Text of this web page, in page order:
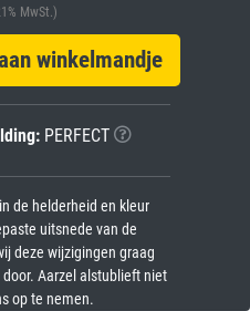
MwSt.)
winkelmandje
PERFECT
de helderheid en kleur
uitsnede van de
deze wijzigingen graag
Aarzel alstublieft niet
op te nemen.